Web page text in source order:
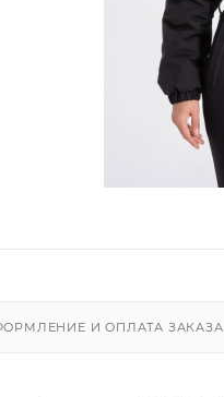
И ОПЛАТА ЗАКАЗА